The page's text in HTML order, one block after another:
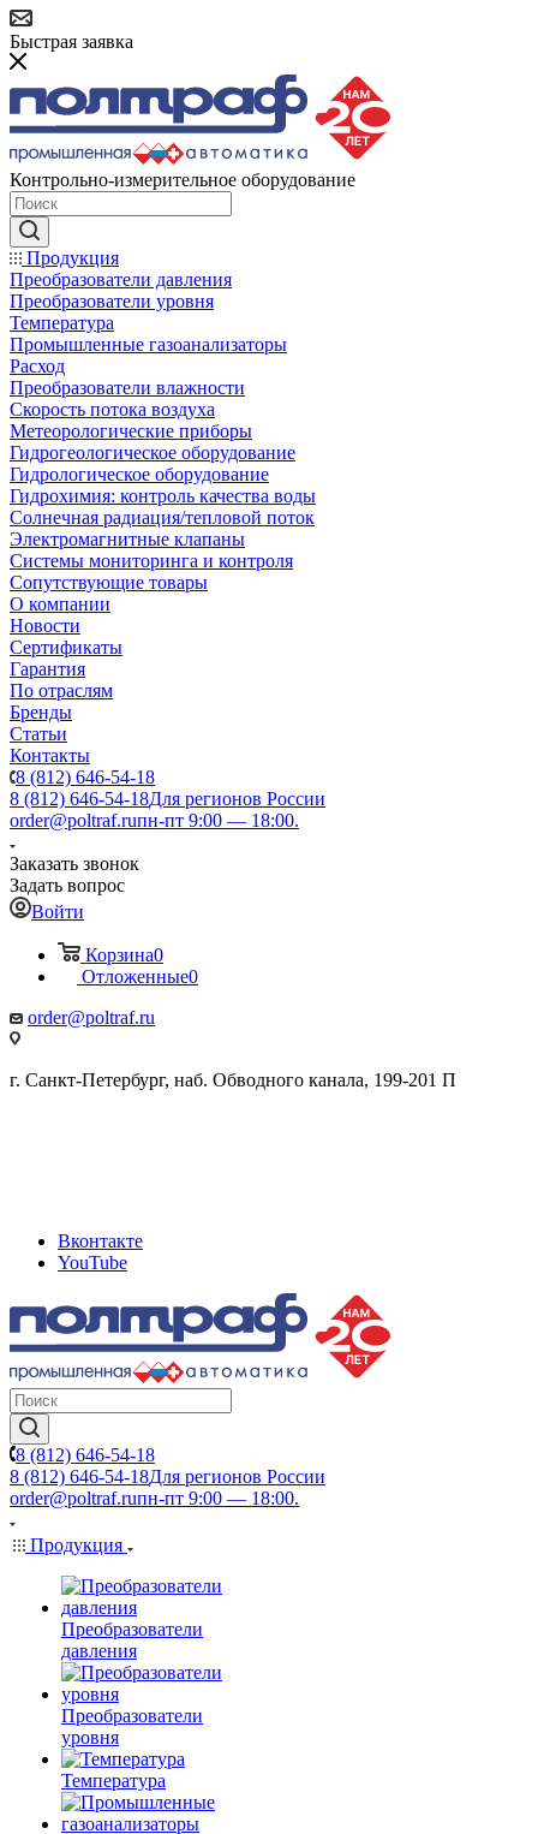
Быстрая заявка
Контрольно-измерительное оборудование
Продукция
Преобразователи давления
Преобразователи уровня
Температура
Промышленные газоанализаторы
Расход
Преобразователи влажности
Скорость потока воздуха
Метеорологические приборы
Гидрогеологическое оборудование
Гидрологическое оборудование
Гидрохимия: контроль качества воды
Солнечная радиация/тепловой поток
Электромагнитные клапаны
Системы мониторинга и контроля
Сопутствующие товары
О компании
Новости
Сертификаты
Гарантия
По отраслям
Бренды
Статьи
Контакты
8 (812) 646-54-18
8 (812) 646-54-18Для регионов России
order@poltraf.ruпн-пт 9:00 — 18:00.
Заказать звонок
Задать вопрос
Войти
Корзина0
Отложенные0
order@poltraf.ru
г. Санкт-Петербург, наб. Обводного канала, 199-201 П
Вконтакте
YouTube
8 (812) 646-54-18
8 (812) 646-54-18Для регионов России
order@poltraf.ruпн-пт 9:00 — 18:00.
Продукция
Преобразователи
давления
Преобразователи
уровня
Температура